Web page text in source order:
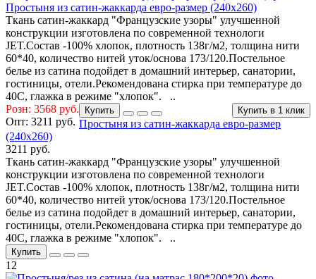
Простыня из сатин-жаккарда евро-размер (240х260)
Ткань сатин-жаккард "Французские узоры" улучшенной
конструкции изготовлена по современной технологи
JET.Состав -100% хлопок, плотность 138г/м2, толщина нити
60*40, количество нитей уток/основа 173/120.Постельное
белье из сатина подойдет в домашний интерьер, санатории,
гостиницы, отели.Рекомендована стирка при температуре до
40С, глажка в режиме "хлопок". ..
Розн: 3568 руб.
Опт: 3211 руб.
Купить в 1 клик
Купить
Простыня из сатин-жаккарда евро-размер
(240х260)
3211 руб.
Ткань сатин-жаккард "Французские узоры" улучшенной
конструкции изготовлена по современной технологи
JET.Состав -100% хлопок, плотность 138г/м2, толщина нити
60*40, количество нитей уток/основа 173/120.Постельное
белье из сатина подойдет в домашний интерьер, санатории,
гостиницы, отели.Рекомендована стирка при температуре до
40С, глажка в режиме "хлопок". ..
Купить
12